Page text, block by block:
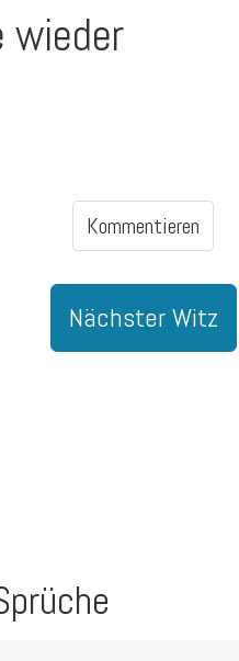
wieder
Kommentieren
Nächster Witz